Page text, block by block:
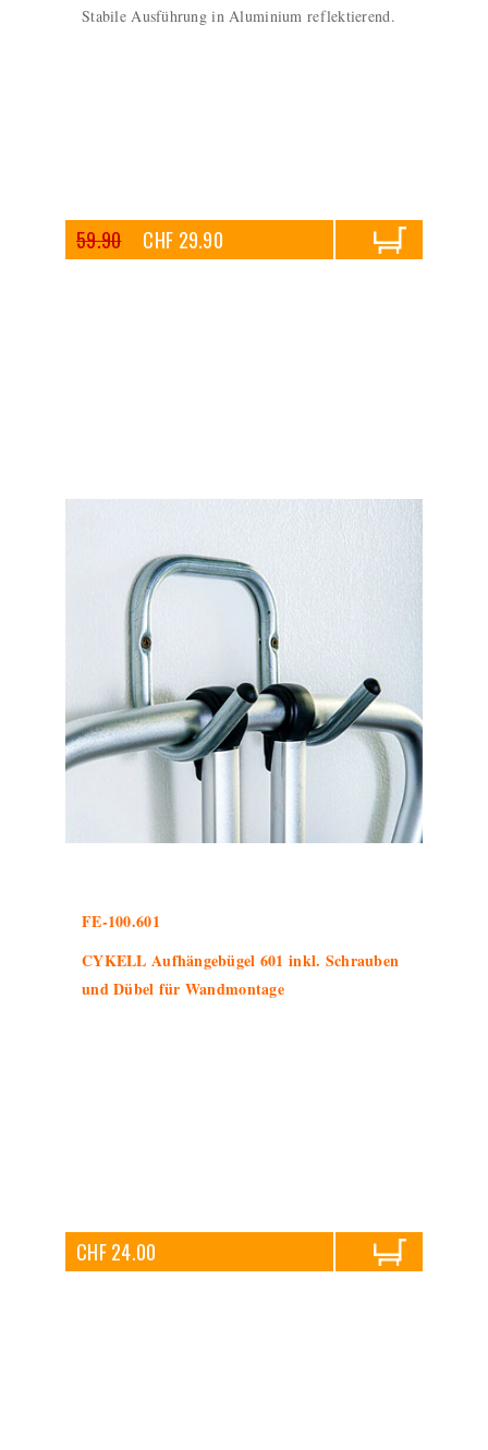
Stabile Ausführung in Aluminium reflektierend.
59.90 CHF 29.90
FE-100.601
CYKELL Aufhängebügel 601 inkl. Schrauben
und Dübel für Wandmontage
CHF 24.00